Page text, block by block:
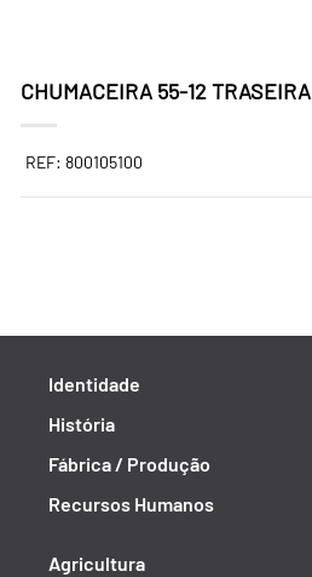
CHUMACEIRA 55-12 TRASEIRA
REF: 800105100
Identidade
História
Fábrica / Produção
Recursos Humanos
Agricultura